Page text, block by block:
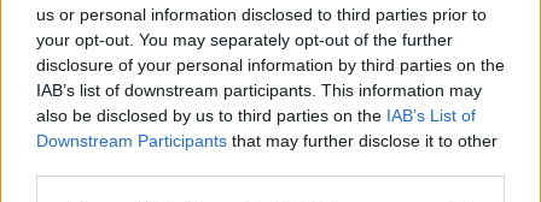
us or personal information disclosed to third parties prior to
your opt-out. You may separately opt-out of the further
disclosure of your personal information by third parties on the
IAB’s list of downstream participants. This information may
also be disclosed by us to third parties on the IAB’s List of
Downstream Participants that may further disclose it to other
Ostatecznie jednak Królowe z Entropiq nie podbiły
rozgrywek ESL Impact. Do pierwszego sezonu Impact
League nawet się nie zakwalifikowały, w drugim zaś
poniosły komplet porażek. Również w Cash Cupach
zespół nie błyszczał, toteż trudno być zaskoczonym, że